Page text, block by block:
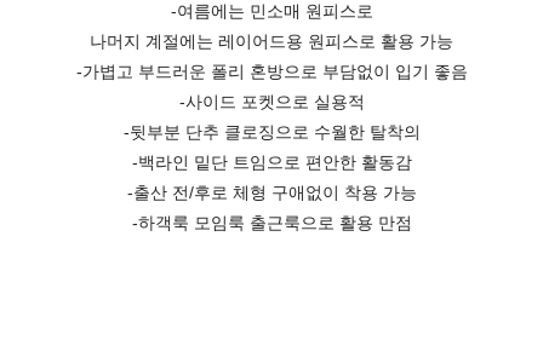
-여름에는 민소매 원피스로
나머지 계절에는 레이어드용 원피스로 활용 가능
-가볍고 부드러운 폴리 혼방으로 부담없이 입기 좋음
-사이드 포켓으로 실용적
-뒷부분 단추 클로징으로 수월한 탈착의
-백라인 밑단 트임으로 편안한 활동감
-출산 전/후로 체형 구애없이 착용 가능
-하객룩 모임룩 출근룩으로 활용 만점